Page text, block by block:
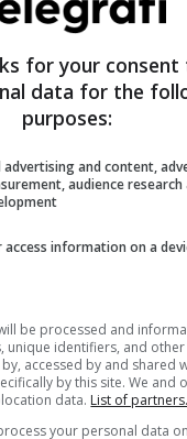
for your consent
data for the
purposes:
advertising and content,
audience research
information on a
be processed and
unique identifiers, and other
accessed by and shared
by this site. We and
data. List of partners.
your personal data